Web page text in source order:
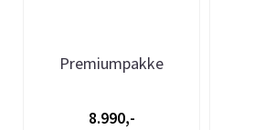
Premiumpakke
8.990,-